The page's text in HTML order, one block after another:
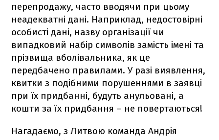
перепродажу, часто вводячи при цьому
неадекватні дані. Наприклад, недостовірні
особисті дані, назву організації чи
випадковий набір символів замість імені та
прізвища вболівальника, як це
передбачено правилами. У разі виявлення,
квитки з подібними порушеннями в заявці
при їх придбанні, будуть анульовані, а
кошти за їх придбання – не повертаються!
Нагадаємо, з Литвою команда Андрія